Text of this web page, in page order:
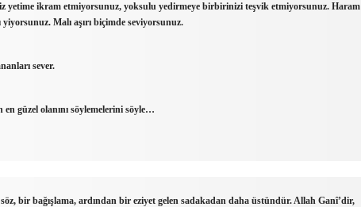
yetime ikram etmiyorsunuz, yoksulu yedirmeye birbirinizi teşvik etmiyorsunuz. Haram
yiyorsunuz. Malı aşırı biçimde seviyorsunuz.
sever.
en güzel olanını söylemelerini söyle…
söz, bir bağışlama, ardından bir eziyet gelen sadakadan daha üstündür. Allah Ganî’dir,